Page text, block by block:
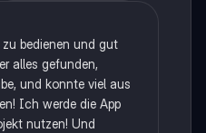
bedienen und gut
alles gefunden,
und konnte viel aus
Ich werde die App
nutzen! Und